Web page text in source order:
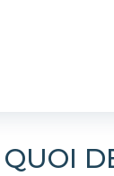
QUOI